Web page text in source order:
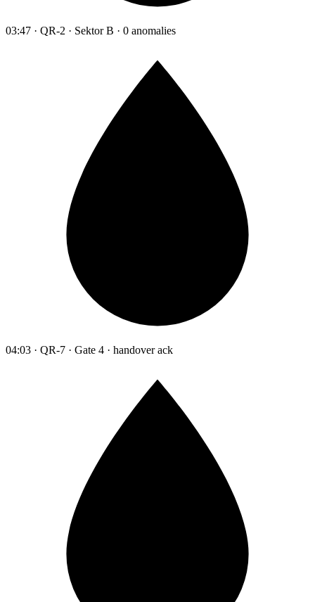
03:47 · QR-2 · Sektor B · 0 anomalies
04:03 · QR-7 · Gate 4 · handover ack